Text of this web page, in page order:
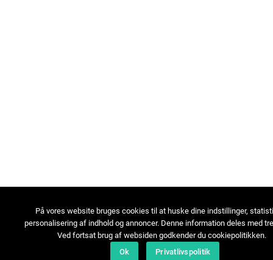
På vores website bruges cookies til at huske dine indstillinger,
personalisering af indhold og annoncer. Denne information deles med
Ved fortsat brug af websiden godkender du cookiepolitikken.
Ok
Privatlivspolitik